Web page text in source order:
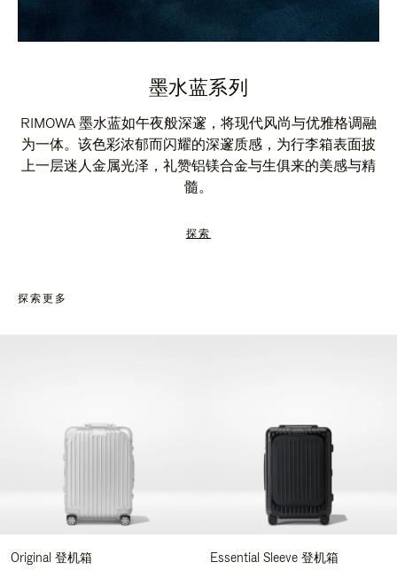
墨水蓝系列
RIMOWA 墨水蓝如午夜般深邃，将现代风尚与优雅格调融
为一体。该色彩浓郁而闪耀的深邃质感，为行李箱表面披
上一层迷人金属光泽，礼赞铝镁合金与生俱来的美感与精
髓。
探索
探索更多
Original 登机箱
Essential Sleeve 登机箱